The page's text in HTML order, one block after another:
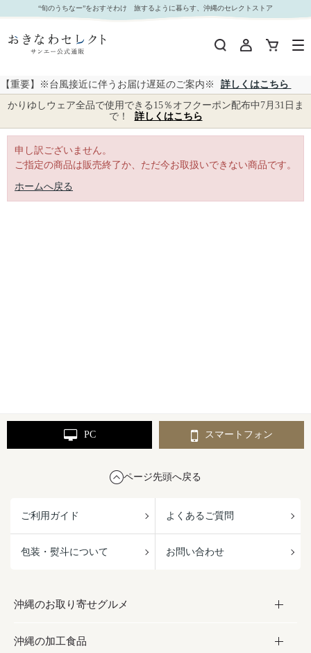
｜おきなわセレクト サンエー公式通販
“旬のうちなー”をおすそわけ 旅するように暮らす、沖縄のセレクトストア
【重要】※台風接近に伴うお届け遅延のご案内※
詳しくはこちら
かりゆしウェア全品で使用できる15％オフクーポン配布中7月31日ま
で！
詳しくはこちら
申し訳ございません。
ご指定の商品は販売終了か、ただ今お取扱いできない商品です。
ホームへ戻る
PC スマートフォン
ページ先頭へ戻る
ご利用ガイド よくあるご質問
包装・熨斗について お問い合わせ
沖縄のお取り寄せグルメ
お取り寄せグルメ
沖縄の加工食品